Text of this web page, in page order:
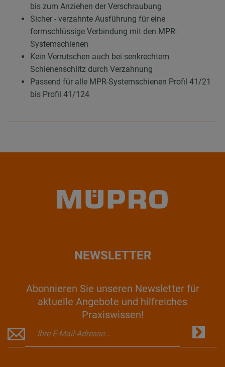
bis zum Anziehen der Verschraubung
Sicher - verzahnte Ausführung für eine
formschlüssige Verbindung mit den MPR-
Systemschienen
Kein Verrutschen auch bei senkrechtem
Schienenschlitz durch Verzahnung
Passend für alle MPR-Systemschienen Profil 41/21
bis Profil 41/124
NEWSLETTER
Abonnieren Sie unseren Newsletter für
aktuelle Angebote und hilfreiches
Praxiswissen!